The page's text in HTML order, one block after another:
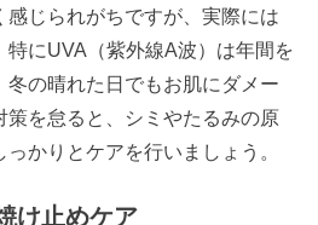
じられがちですが、実際には
特にUVA（紫外線A波）は年間を
の晴れた日でもお肌にダメー
策を怠ると、シミやたるみの原
かりとケアを行いましょう。
け止めケア